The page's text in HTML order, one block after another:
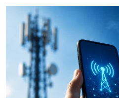
Κόσμος
Ευρωπαϊκή
σωσίβιο στην Κίνα
Κύπρος
Πώς οι κυπριακές
πόλεμο